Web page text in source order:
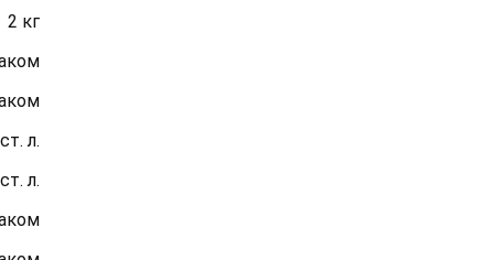
2 кг
л.
л.